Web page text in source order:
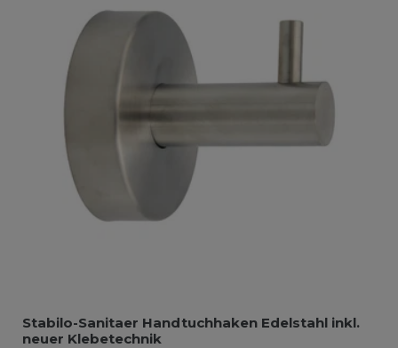
Stabilo-Sanitaer Handtuchhaken Edelstahl inkl.
neuer Klebetechnik